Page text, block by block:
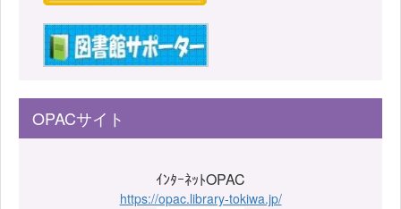
OPACサイト
ｲﾝﾀｰﾈｯﾄOPAC
https://opac.library-tokiwa.jp/